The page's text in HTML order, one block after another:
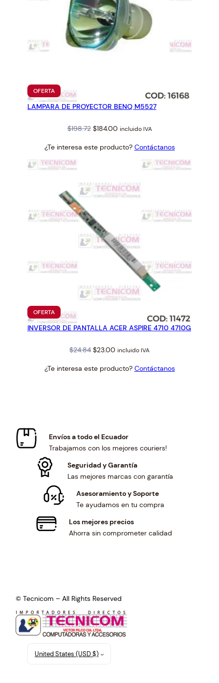
OFERTAPRODUCTO
EN
OFERTA
LAMPARA DE PROYECTOR BENQ M5527
$198.72 Original
was:
$184.00Current
is:
incluido IVA
¿Te interesa este producto? Contáctanos
OFERTAPRODUCTO
EN
OFERTA
INVERSOR DE PANTALLA ACER ASPIRE 4710 4710G
$24.84 Original
was:
$23.00 Current
is:
incluido IVA
¿Te interesa este producto? Contáctanos
Envíos a todo el Ecuador
Trabajamos con los mejores couriers!
Seguridad y Garantía
Las mejores marcas con garantía
Asesoramiento y Soporte
Te ayudamos en tu compra
Los mejores precios
Ahorra sin comprometer calidad
© Tecnicom – All Rights Reserved
United States (USD $)